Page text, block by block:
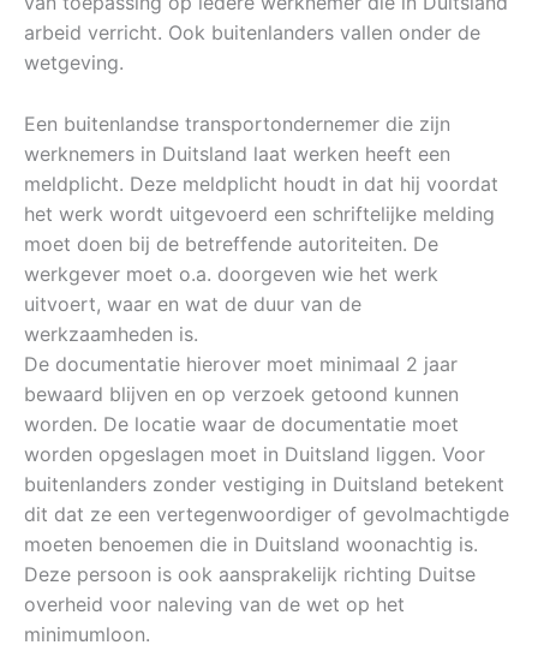
arbeid verricht. Ook buitenlanders vallen onder de
wetgeving.
Een buitenlandse transportondernemer die zijn
werknemers in Duitsland laat werken heeft een
meldplicht. Deze meldplicht houdt in dat hij voordat
het werk wordt uitgevoerd een schriftelijke melding
moet doen bij de betreffende autoriteiten. De
werkgever moet o.a. doorgeven wie het werk
uitvoert, waar en wat de duur van de
werkzaamheden is.
De documentatie hierover moet minimaal 2 jaar
bewaard blijven en op verzoek getoond kunnen
worden. De locatie waar de documentatie moet
worden opgeslagen moet in Duitsland liggen. Voor
buitenlanders zonder vestiging in Duitsland betekent
dit dat ze een vertegenwoordiger of gevolmachtigde
moeten benoemen die in Duitsland woonachtig is.
Deze persoon is ook aansprakelijk richting Duitse
overheid voor naleving van de wet op het
minimumloon.